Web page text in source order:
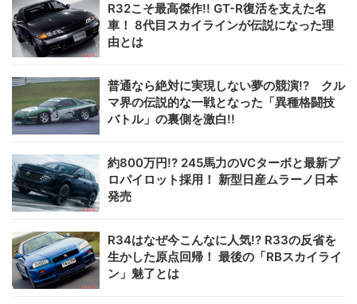
R32こそ最高傑作!! GT-R復活を支えた名
車！ 8代目スカイラインが伝説になった理
由とは
普通なら絶対に実現しない夢の競演!? クル
マ界の伝説的な一戦となった「異種格闘技
バトル」の裏側を激白!!
約800万円!? 245馬力のVCターボと最新プ
ロパイロット採用！ 新型日産ムラーノ日本
発売
R34はなぜ今こんなに人気!? R33の反省を
生かした原点回帰！ 最後の「RBスカイライ
ン」魅了とは